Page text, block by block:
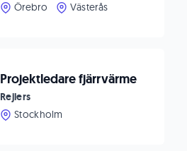
Örebro
Västerås
Projektledare fjärrvärme
Rejlers
Stockholm